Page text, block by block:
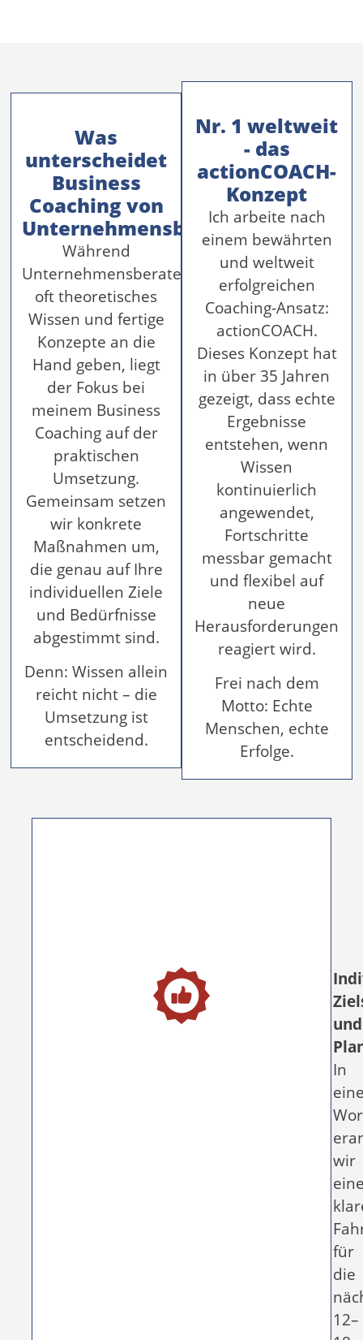
Was
unterscheidet
Business
Coaching von
Unternehmensberatung?
Während
Unternehmensberater
oft theoretisches
Wissen und fertige
Konzepte an die
Hand geben, liegt
der Fokus bei
meinem Business
Coaching auf der
praktischen
Umsetzung.
Gemeinsam setzen
wir konkrete
Maßnahmen um,
die genau auf Ihre
individuellen Ziele
und Bedürfnisse
abgestimmt sind.
Denn: Wissen allein
reicht nicht – die
Umsetzung ist
entscheidend.
Nr. 1 weltweit
- das
actionCOACH-
Konzept
Ich arbeite nach
einem bewährten
und weltweit
erfolgreichen
Coaching-Ansatz:
actionCOACH.
Dieses Konzept hat
in über 35 Jahren
gezeigt, dass echte
Ergebnisse
entstehen, wenn
Wissen
kontinuierlich
angewendet,
Fortschritte
messbar gemacht
und flexibel auf
neue
Herausforderungen
reagiert wird.
Frei nach dem
Motto: Echte
Menschen, echte
Erfolge.
und
In
wir
für
die
12–